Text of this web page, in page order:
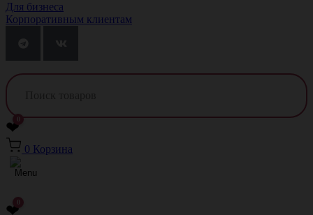
Для бизнеса
Корпоративным клиентам
❤0
0 Корзина
❤0